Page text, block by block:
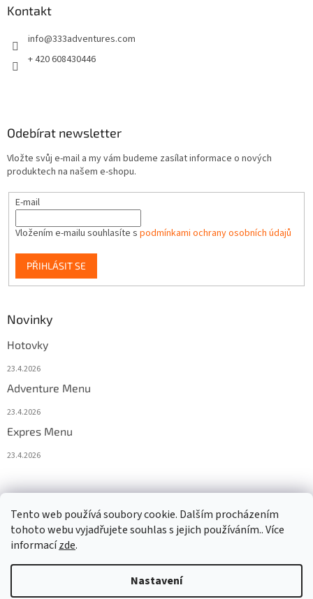
Tento web používá soubory cookie. Dalším procházením
tohoto webu vyjadřujete souhlas s jejich používáním.. Více
informacízde.
Nastavení
Kontakt
info@333adventures.com
+ 420 608430446
Odebírat newsletter
Vložte svůj e-mail a my vám budeme zasílat informace o nových
produktech na našem e-shopu.
E-mail
Vložením e-mailu souhlasíte s podmínkami ochrany osobních údajů
PŘIHLÁSIT SE
Novinky
Hotovky
23.4.2026
Adventure Menu
23.4.2026
Expres Menu
23.4.2026